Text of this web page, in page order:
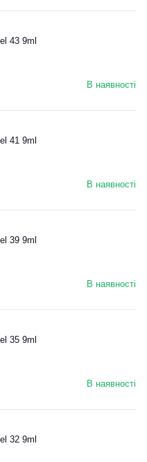
43 9ml
В наявності
41 9ml
В наявності
39 9ml
В наявності
35 9ml
В наявності
32 9ml